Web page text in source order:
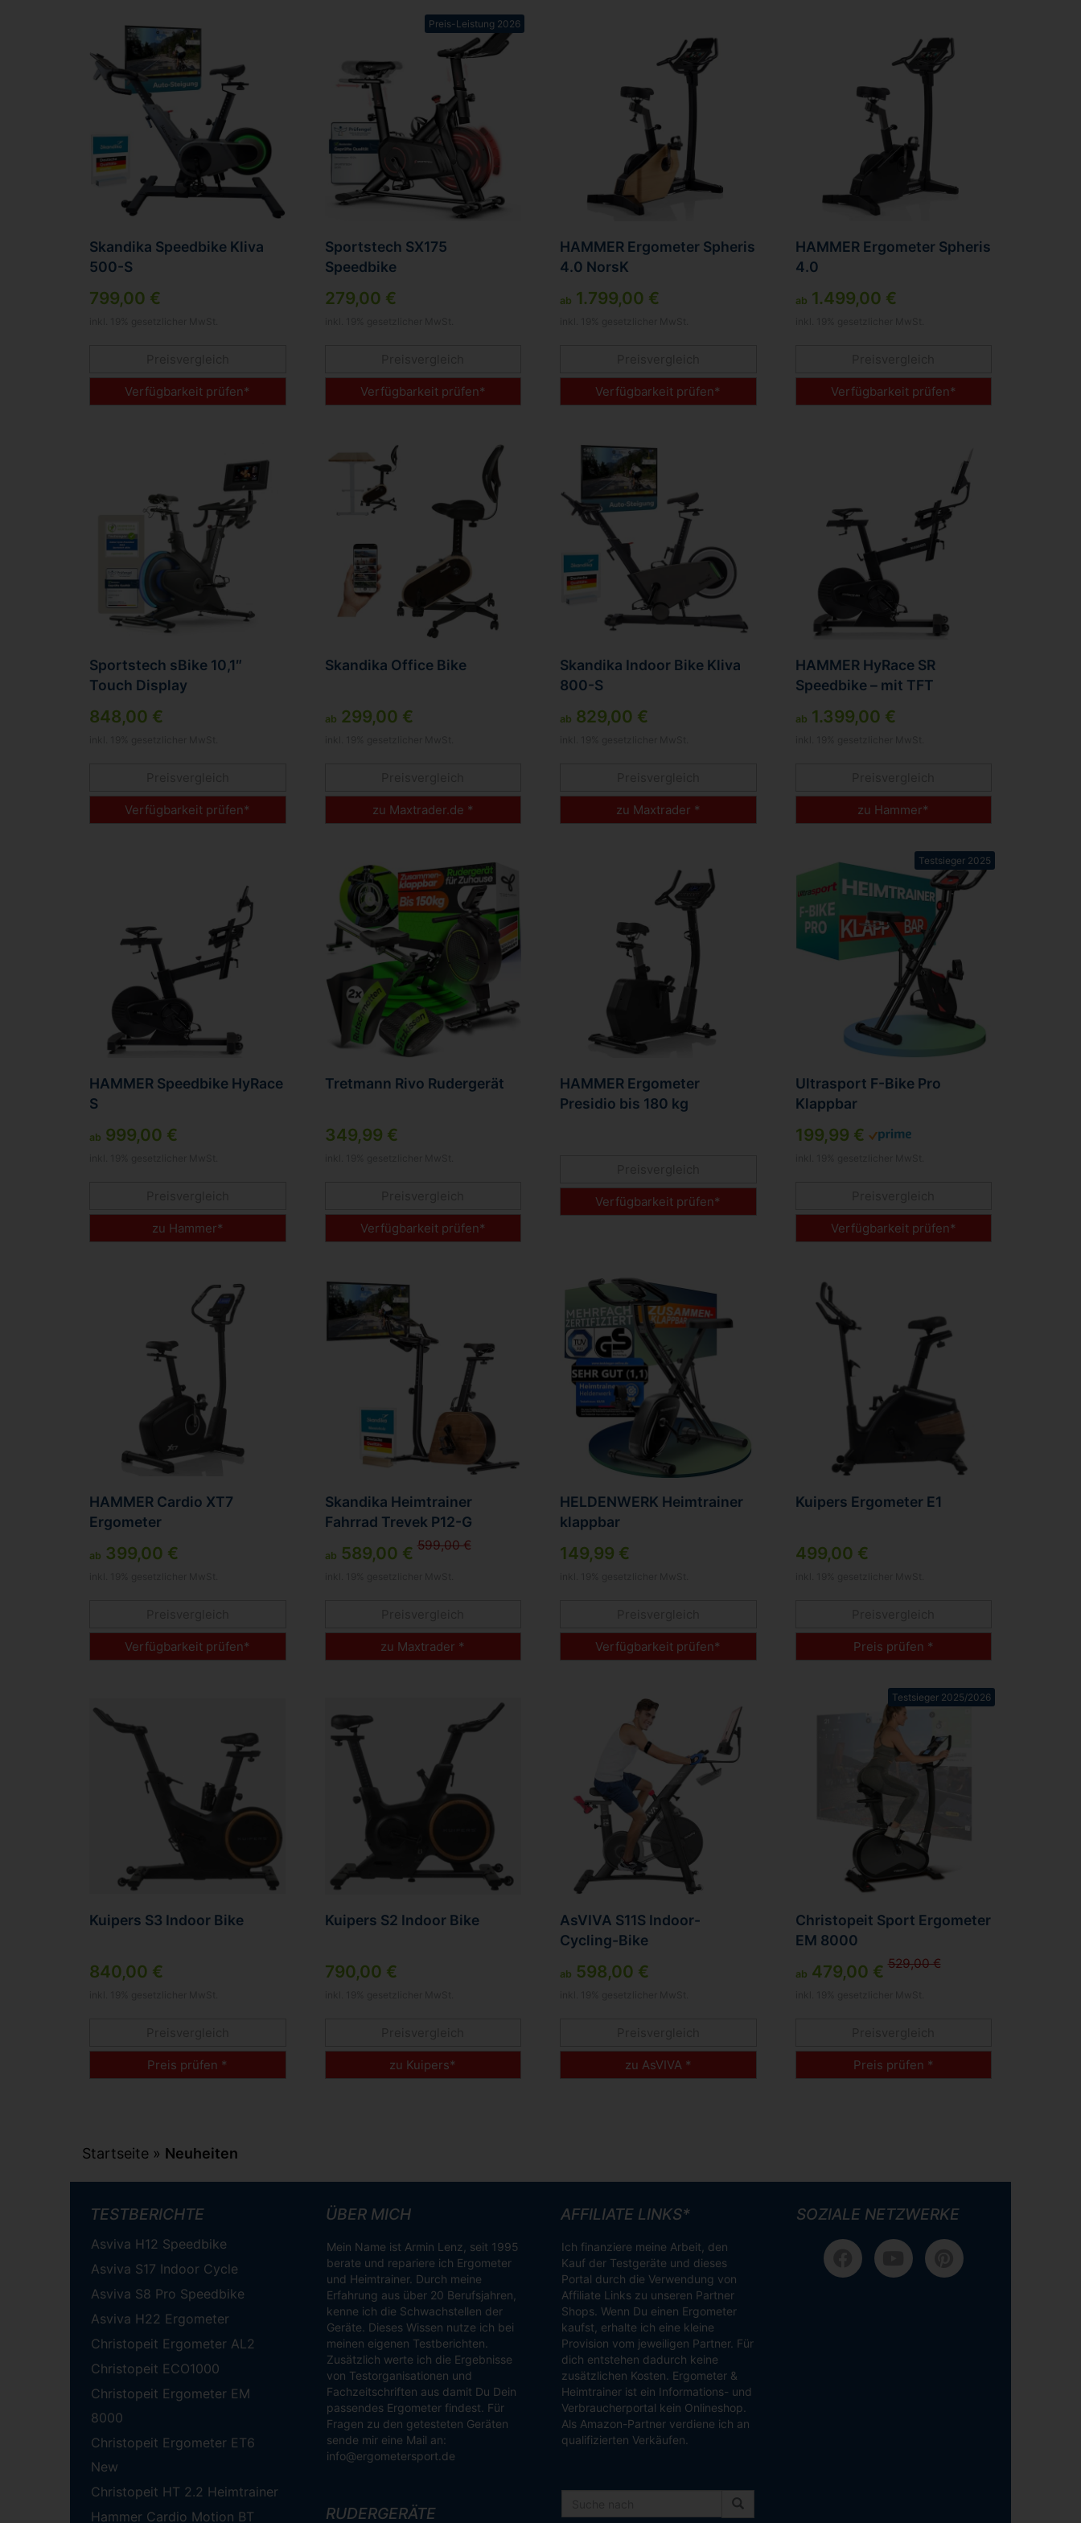
Skandika Speedbike Kliva
500-S
799,00 €
Verfügbarkeit prüfen*
Preis-Leistung 2026
Sportstech SX175
Speedbike
279,00 €
Verfügbarkeit prüfen*
HAMMER Ergometer Spheris
4.0 NorsK
ab 1.799,00 €
Verfügbarkeit prüfen*
HAMMER Ergometer Spheris
4.0
ab 1.499,00 €
Verfügbarkeit prüfen*
Sportstech sBike 10,1″
Touch Display
848,00 €
Verfügbarkeit prüfen*
Skandika Office Bike
ab 299,00 €
zu Maxtrader.de *
Skandika Indoor Bike Kliva
800-S
ab 829,00 €
zu Maxtrader *
HAMMER HyRace SR
Speedbike – mit TFT
ab 1.399,00 €
zu Hammer*
HAMMER Speedbike HyRace
S
ab 999,00 €
zu Hammer*
Tretmann Rivo Rudergerät
349,99 €
Verfügbarkeit prüfen*
HAMMER Ergometer
Presidio bis 180 kg
Verfügbarkeit prüfen*
Testsieger 2025
Ultrasport F-Bike Pro
Klappbar
199,99 €
Verfügbarkeit prüfen*
HAMMER Cardio XT7
Ergometer
ab 399,00 €
Verfügbarkeit prüfen*
Skandika Heimtrainer
Fahrrad Trevek P12-G
ab 589,00 €599,00 €
zu Maxtrader *
HELDENWERK Heimtrainer
klappbar
149,99 €
Verfügbarkeit prüfen*
Kuipers Ergometer E1
499,00 €
Preis prüfen *
Kuipers S3 Indoor Bike
840,00 €
Preis prüfen *
Kuipers S2 Indoor Bike
790,00 €
zu Kuipers*
AsVIVA S11S Indoor-
Cycling-Bike
ab 598,00 €
zu AsVIVA *
Testsieger 2025/2026
Christopeit Sport Ergometer
EM 8000
ab 479,00 €529,00 €
Preis prüfen *
Startseite » Neuheiten
TESTBERICHTE
Asviva H12 Speedbike
Asviva S17 Indoor Cycle
Asviva S8 Pro Speedbike
Asviva H22 Ergometer
Christopeit Ergometer AL2
Christopeit ECO1000
Christopeit Ergometer EM
8000
Christopeit Ergometer ET6
New
Christopeit HT 2.2 Heimtrainer
Hammer Cardio Motion BT
ÜBER MICH
Mein Name ist Armin Lenz, seit 1995
berate und repariere ich Ergometer
und Heimtrainer. Durch meine
Erfahrung aus über 20 Berufsjahren,
kenne ich die Schwachstellen der
Geräte. Dieses Wissen nutze ich bei
meinen eigenen Testberichten.
Zusätzlich werte ich die Ergebnisse
von Testorganisationen und
Fachzeitschriften aus damit Du Dein
passendes Ergometer findest. Für
Fragen zu den getesteten Geräten
sende mir eine Mail an:
info@ergometersport.de
RUDERGERÄTE
AFFILIATE LINKS*
Ich finanziere meine Arbeit, den
Kauf der Testgeräte und dieses
Portal durch die Verwendung von
Affiliate Links zu unseren Partner
Shops. Wenn Du einen Ergometer
kaufst, erhalte ich eine kleine
Provision vom jeweiligen Partner. Für
dich entstehen dadurch keine
zusätzlichen Kosten. Ergometer &
Heimtrainer ist ein Informations- und
Verbraucherportal kein Onlineshop.
Als Amazon-Partner verdiene ich an
qualifizierten Verkäufen.
SOZIALE NETZWERKE